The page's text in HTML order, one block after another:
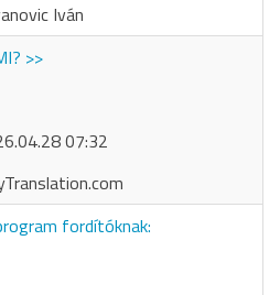
Iván
>>
07:32
fordítóknak: